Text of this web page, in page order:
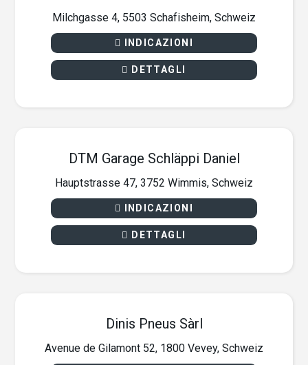
Milchgasse 4, 5503 Schafisheim, Schweiz
INDICAZIONI
DETTAGLI
DTM Garage Schläppi Daniel
Hauptstrasse 47, 3752 Wimmis, Schweiz
INDICAZIONI
DETTAGLI
Dinis Pneus Sàrl
Avenue de Gilamont 52, 1800 Vevey, Schweiz